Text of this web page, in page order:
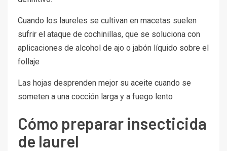
Cuando los laureles se cultivan en macetas suelen
sufrir el ataque de cochinillas, que se soluciona con
aplicaciones de alcohol de ajo o jabón líquido sobre el
follaje
Las hojas desprenden mejor su aceite cuando se
someten a una cocción larga y a fuego lento
Cómo preparar insecticida
de laurel